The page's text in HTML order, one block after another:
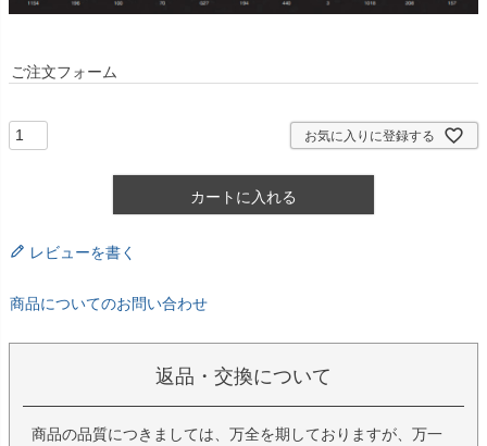
ご注文フォーム
お気に入りに登録する
カートに入れる
レビューを書く
商品についてのお問い合わせ
返品・交換について
商品の品質につきましては、万全を期しておりますが、万一